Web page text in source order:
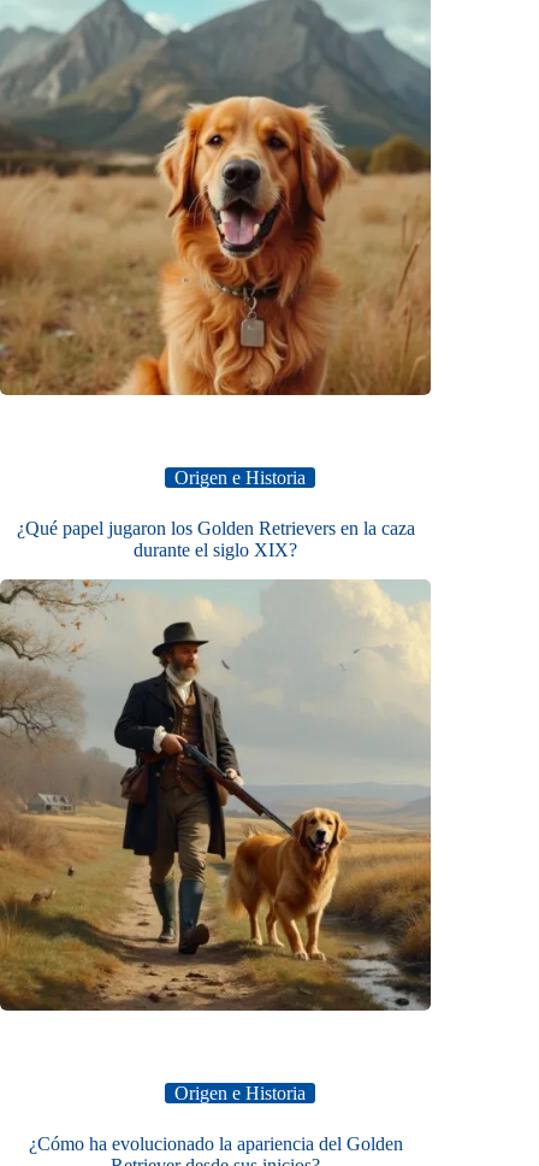
Origen e Historia
¿Qué papel jugaron los Golden Retrievers en la caza
durante el siglo XIX?
Origen e Historia
¿Cómo ha evolucionado la apariencia del Golden